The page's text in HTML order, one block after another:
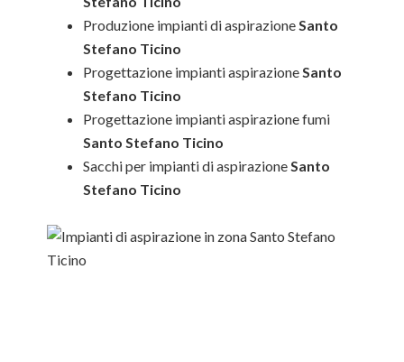
Produzione impianti di aspirazioneSanto
Stefano Ticino
Progettazione impianti aspirazioneSanto
Stefano Ticino
Progettazione impianti aspirazione fumi
Santo Stefano Ticino
Sacchi per impianti di aspirazioneSanto
Stefano Ticino